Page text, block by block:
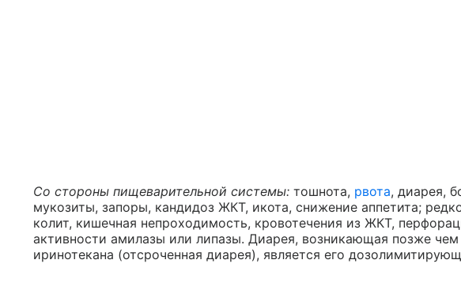
Со стороны пищеварительной системы: тошнота, рвота, диарея,
мукозиты, запоры, кандидоз ЖКТ, икота, снижение аппетита;
колит, кишечная непроходимость, кровотечения из ЖКТ,
активности амилазы или липазы. Диарея, возникающая позже
иринотекана (отсроченная диарея), является его